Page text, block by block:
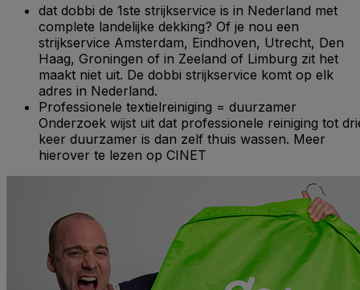
dat dobbi de 1ste strijkservice is in Nederland met
complete landelijke dekking? Of je nou een
strijkservice Amsterdam, Eindhoven, Utrecht, Den
Haag, Groningen of in Zeeland of Limburg zit het
maakt niet uit. De dobbi strijkservice komt op elk
adres in Nederland.
Professionele textielreiniging = duurzamer
Onderzoek wijst uit dat professionele reiniging tot
keer duurzamer is dan zelf thuis wassen. Meer
hierover te lezen op CINET